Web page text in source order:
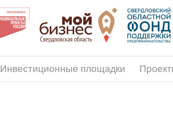
Инвестиционные площадки